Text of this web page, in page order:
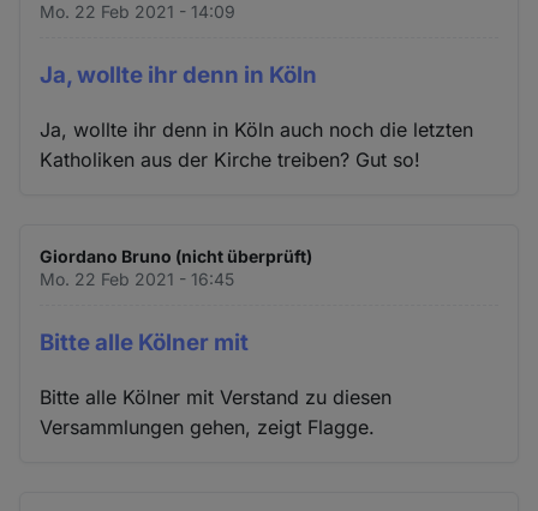
Mo. 22 Feb 2021 - 14:09
Ja, wollte ihr denn in Köln
Ja, wollte ihr denn in Köln auch noch die letzten
Katholiken aus der Kirche treiben? Gut so!
Giordano Bruno (nicht überprüft)
Mo. 22 Feb 2021 - 16:45
Bitte alle Kölner mit
Bitte alle Kölner mit Verstand zu diesen
Versammlungen gehen, zeigt Flagge.